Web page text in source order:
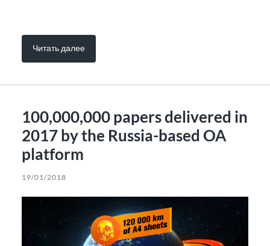
Читать далее
100,000,000 papers delivered in
2017 by the Russia-based OA
platform
19/01/2018